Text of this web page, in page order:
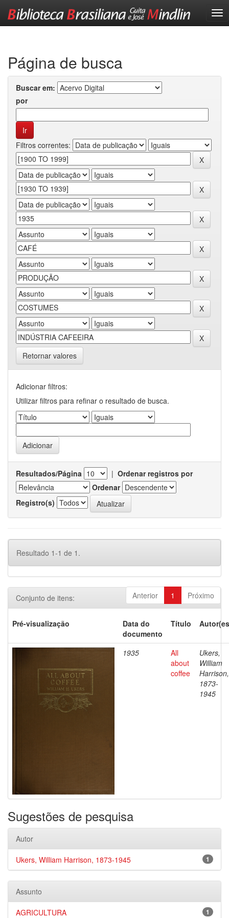
Página de busca
Buscar em:
por
Filtros correntes:
Retornar valores
Adicionar filtros:
Utilizar filtros para refinar o resultado de busca.
Resultados/Página | Ordenar registros por
Ordenar
Registro(s)
Resultado 1-1 de 1.
Anterior 1 Próximo
Conjunto de itens:
Pré-visualização
Data do
documento
Título
1935
All
about
coffee
Ukers,
William
Harrison,
1873-
1945
Sugestões de pesquisa
Autor
1
Ukers, William Harrison, 1873-1945
Assunto
1
AGRICULTURA